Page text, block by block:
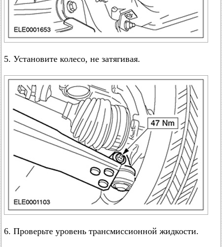
5. Установите колесо, не затягивая.
6. Проверьте уровень трансмиссионной жидкости.